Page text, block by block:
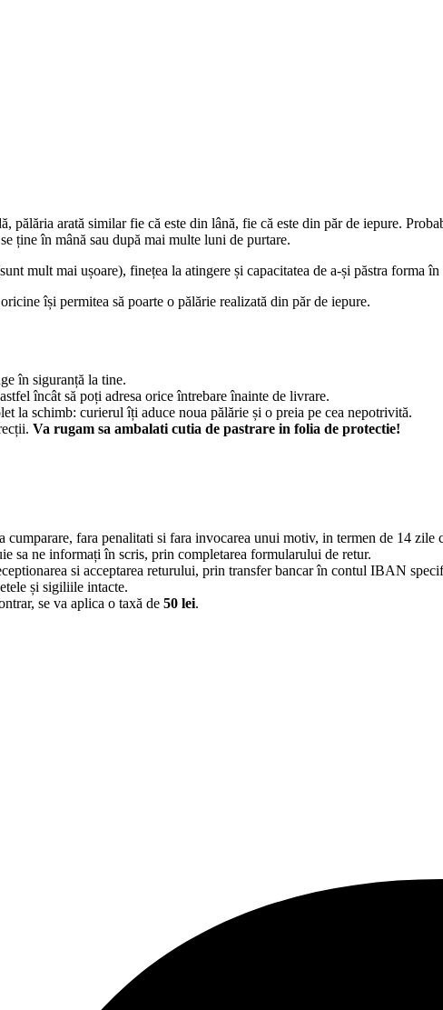
arată similar fie că este din lână, fie că este din păr de iepure.
ține în mână sau după mai multe luni de purtare.
mult mai ușoare), finețea la atingere și capacitatea de a-și păstra forma
își permitea să poarte o pălărie realizată din păr de iepure.
în siguranță la tine.
încât să poți adresa orice întrebare înainte de livrare.
la schimb: curierul îți aduce noua pălărie și o preia pe cea nepotrivită.
Va rugam sa ambalati cutia de pastrare in folia de protectie!
fara penalitati si fara invocarea unui motiv, in termen de 14 zile
sa ne informați în scris, prin completarea formularului de retur.
si acceptarea returului, prin transfer bancar în contul IBAN
și sigiliile intacte.
se va aplica o taxă de 50 lei.